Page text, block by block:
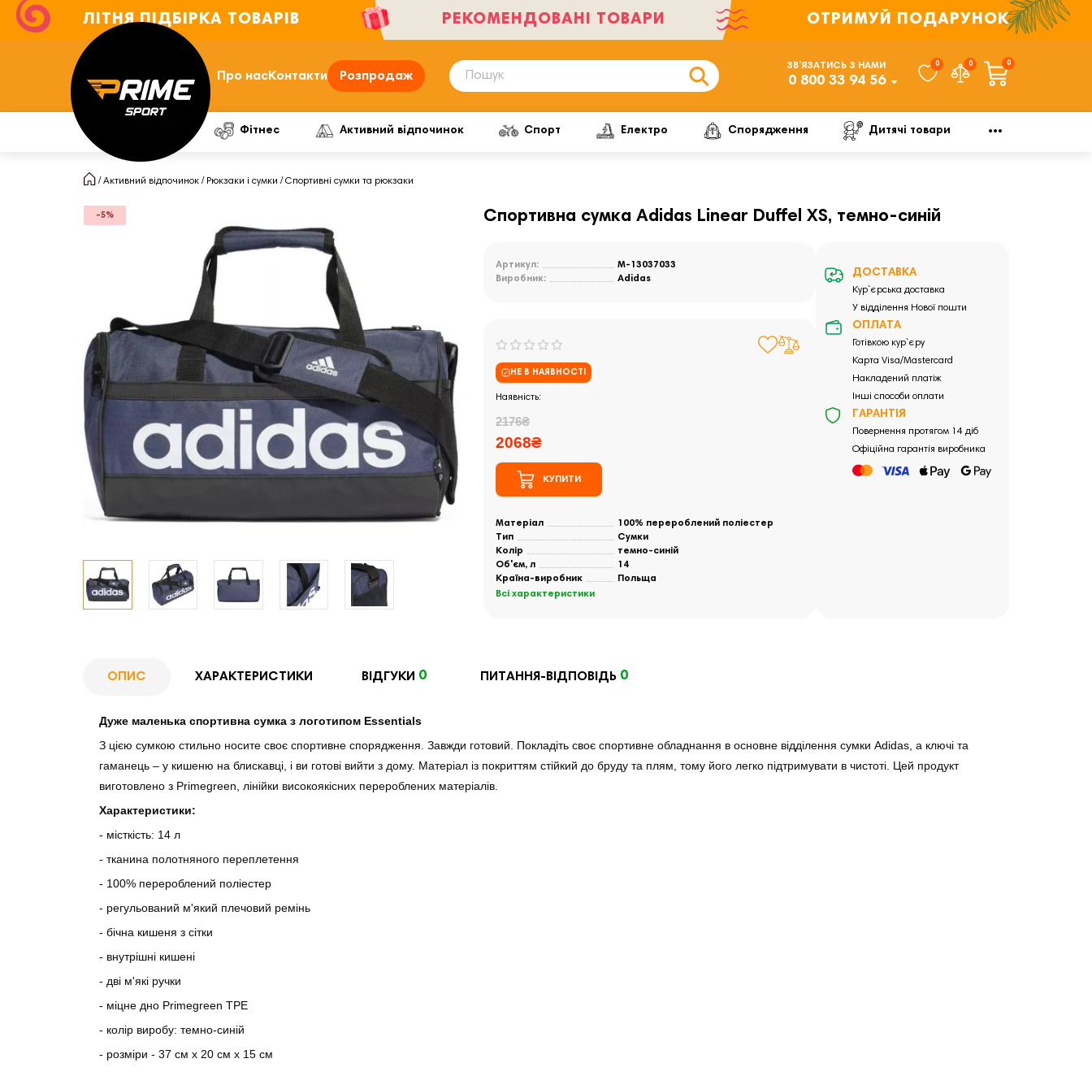
ЛІТНЯ ПІДБІРКА ТОВАРІВ РЕКОМЕНДОВАНІ ТОВАРИ ОТРИМУЙ ПОДАРУНОК
Про насКонтакти Розпродаж
ЗВ’ЯЗАТИСЬ З НАМИ
0 800 33 94 56
0 0 0
Фітнес Активний відпочинок Спорт Електро Спорядження Дитячі товари
Активний відпочинок Рюкзаки і сумки Спортивні сумки та рюкзаки
-5% Спортивна сумка Adidas Linear Duffel XS, темно-синій
Артикул:
M-13037033
Виробник:
Adidas
НЕ В НАЯВНОСТІ
2176₴
2068₴
КУПИТИ
Матеріал
100% перероблений поліестер
Тип
Сумки
Колір
темно-синій
Об'єм, л
14
Країна-виробник
Польща
Всі характеристики
ДОСТАВКА
Кур`єрська доставка
У відділення Нової пошти
ОПЛАТА
Готівкою кур`єру
Карта Visa/Mastercard
Накладений платіж
Інші способи оплати
ГАРАНТІЯ
Повернення протягом 14 діб
Офіційна гарантія виробника
ОПИС ХАРАКТЕРИСТИКИ ВІДГУКИ 0 ПИТАННЯ-ВІДПОВІДЬ 0
Дуже маленька спортивна сумка з логотипом Essentials
З цією сумкою стильно носите своє спортивне спорядження. Завжди готовий. Покладіть своє спортивне обладнання в основне відділення сумки Adidas, а ключі та
гаманець – у кишеню на блискавці, і ви готові вийти з дому. Матеріал із покриттям стійкий до бруду та плям, тому його легко підтримувати в чистоті. Цей продукт
виготовлено з Primegreen, лінійки високоякісних перероблених матеріалів.
Характеристики:
- місткість: 14 л
- тканина полотняного переплетення
- 100% перероблений поліестер
- регульований м'який плечовий ремінь
- бічна кишеня з сітки
- внутрішні кишені
- дві м'які ручки
- міцне дно Primegreen TPE
- колір виробу: темно-синій
- розміри - 37 см х 20 см х 15 см